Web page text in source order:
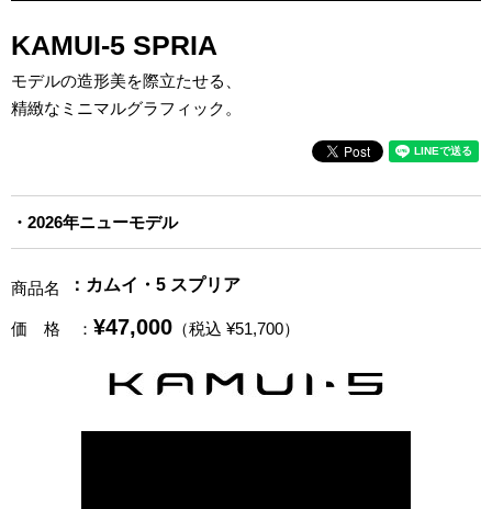
KAMUI-5 SPRIA
モデルの造形美を際立たせる、
精緻なミニマルグラフィック。
2026年ニューモデル
商品名 ：カムイ・5 スプリア
価 格 ： ¥47,000 （税込 ¥51,700）